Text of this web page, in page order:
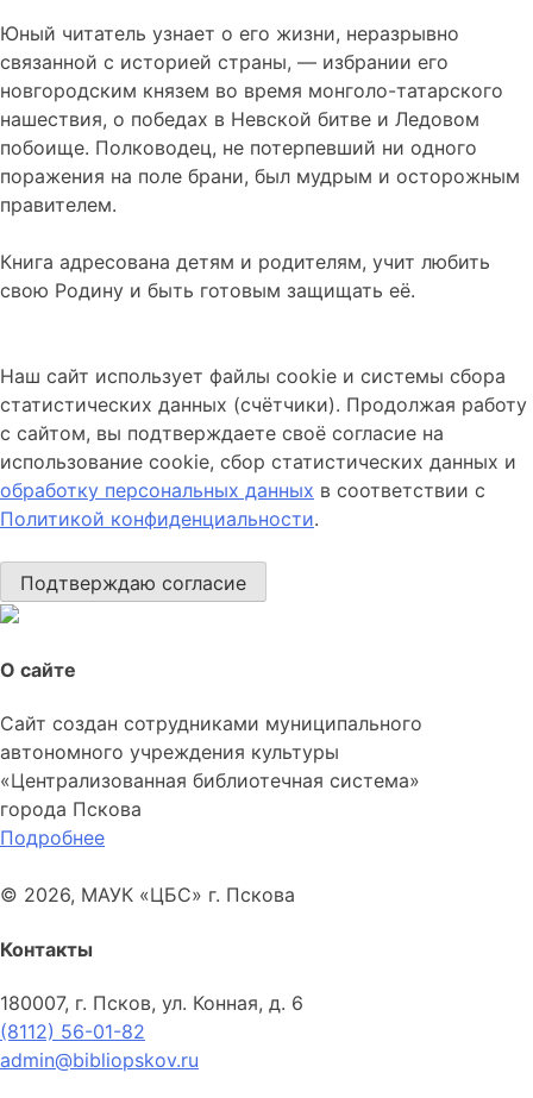
Юный читатель узнает о его жизни, неразрывно
связанной с историей страны, — избрании его
новгородским князем во время монголо-татарского
нашествия, о победах в Невской битве и Ледовом
побоище. Полководец, не потерпевший ни одного
поражения на поле брани, был мудрым и осторожным
правителем.
Книга адресована детям и родителям, учит любить
свою Родину и быть готовым защищать её.
Наш сайт использует файлы cookie и системы сбора
статистических данных (счётчики). Продолжая работу
с сайтом, вы подтверждаете своё согласие на
использование cookie, сбор статистических данных и
обработку персональных данных в соответствии с
Политикой конфиденциальности.
Подтверждаю согласие
О сайте
Сайт создан сотрудниками муниципального
автономного учреждения культуры
«Централизованная библиотечная система»
города Пскова
Подробнее
© 2026, МАУК «ЦБС» г. Пскова
Контакты
180007, г. Псков, ул. Конная, д. 6
(8112) 56-01-82
admin@bibliopskov.ru